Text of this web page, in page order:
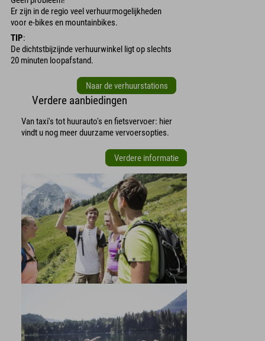
Er zijn in de regio veel verhuurmogelijkheden
voor e-bikes en mountainbikes.
TIP:
De dichtstbijzijnde verhuurwinkel ligt op slechts
20 minuten loopafstand.
Naar de verhuurstations
Verdere aanbiedingen
Van taxi's tot huurauto's en fietsvervoer: hier
vindt u nog meer duurzame vervoersopties.
Verdere informatie